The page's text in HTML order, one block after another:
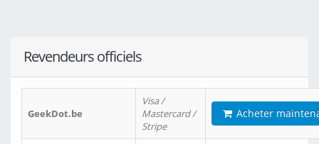
Revendeurs officiels
GeekDot.be
Visa /
Mastercard /
Stripe
Acheter